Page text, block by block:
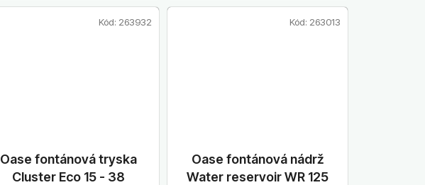
Oase fontánová tryska
Cluster Eco 15 - 38
Kód: 263932
Oase fontánová nádrž
Water reservoir WR 125
Kód: 263013